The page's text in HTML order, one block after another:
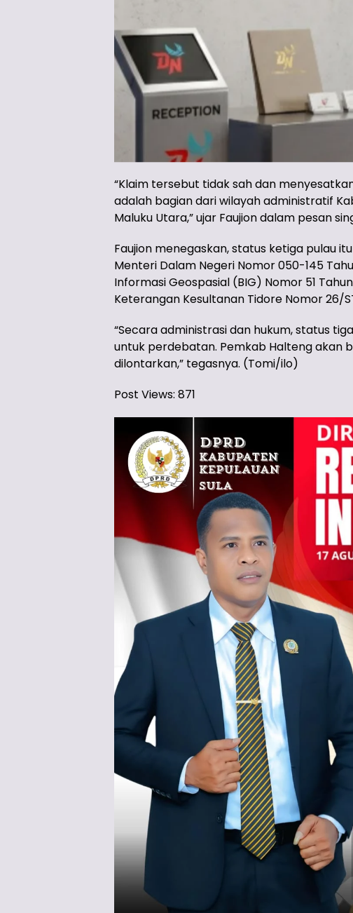
“Klaim tersebut tidak sah dan
adalah bagian dari wilayah administratif
Maluku Utara,” ujar Faujion dalam pesan
Faujion menegaskan, status ketiga pulau
Menteri Dalam Negeri Nomor 050-145
Informasi Geospasial (BIG) Nomor 51
Keterangan Kesultanan Tidore Nomor 26/
“Secara administrasi dan hukum, status
untuk perdebatan. Pemkab Halteng akan
dilontarkan,” tegasnya. (Tomi/ilo)
Post Views: 871